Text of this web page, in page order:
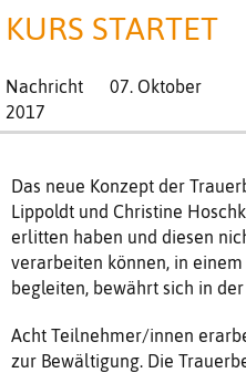
KURS STARTET
Nachricht
07. Oktober
2017
Das neue Konzept der
Lippoldt und Christine
erlitten haben und diesen
verarbeiten können, in
begleiten, bewährt sich in
Acht Teilnehmer/innen
zur Bewältigung. Die